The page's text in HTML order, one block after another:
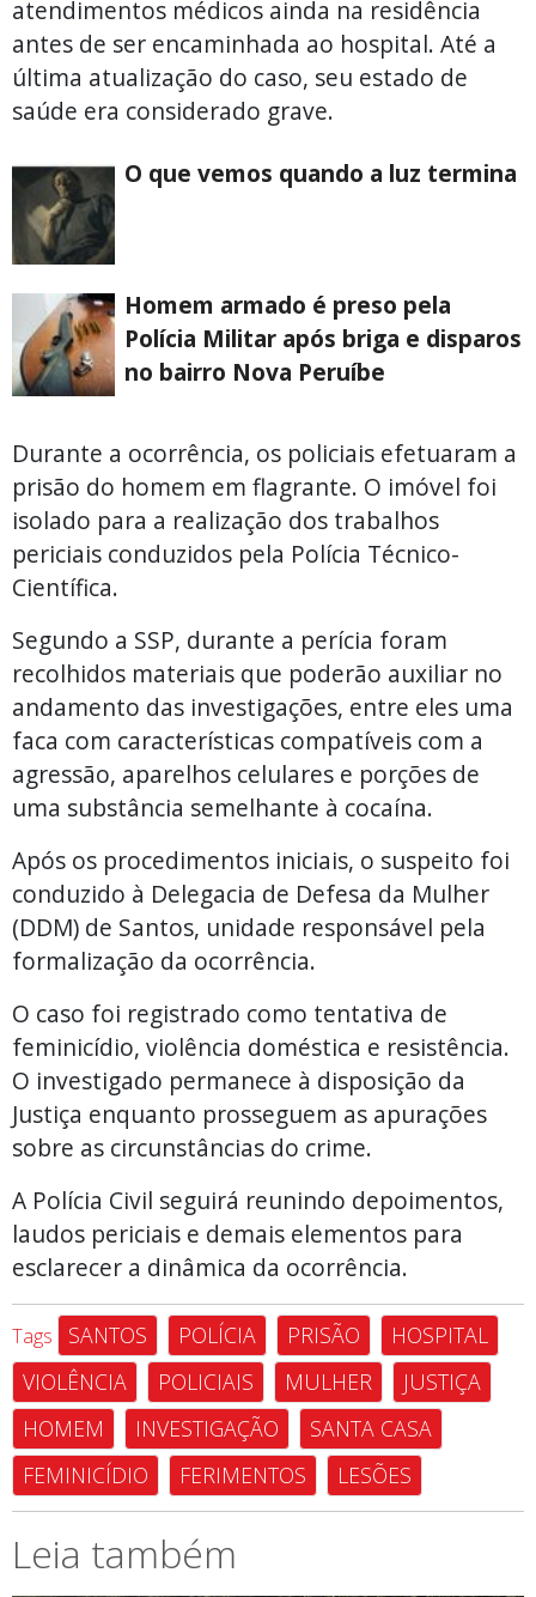
atendimentos médicos ainda na residência
antes de ser encaminhada ao hospital. Até a
última atualização do caso, seu estado de
saúde era considerado grave.
O que vemos quando a luz termina
Homem armado é preso pela
Polícia Militar após briga e disparos
no bairro Nova Peruíbe
Durante a ocorrência, os policiais efetuaram a
prisão do homem em flagrante. O imóvel foi
isolado para a realização dos trabalhos
periciais conduzidos pela Polícia Técnico-
Científica.
Segundo a SSP, durante a perícia foram
recolhidos materiais que poderão auxiliar no
andamento das investigações, entre eles uma
faca com características compatíveis com a
agressão, aparelhos celulares e porções de
uma substância semelhante à cocaína.
Após os procedimentos iniciais, o suspeito foi
conduzido à Delegacia de Defesa da Mulher
(DDM) de Santos, unidade responsável pela
formalização da ocorrência.
O caso foi registrado como tentativa de
feminicídio, violência doméstica e resistência.
O investigado permanece à disposição da
Justiça enquanto prosseguem as apurações
sobre as circunstâncias do crime.
A Polícia Civil seguirá reunindo depoimentos,
laudos periciais e demais elementos para
esclarecer a dinâmica da ocorrência.
Tags SANTOS POLÍCIA PRISÃO
HOSPITAL
VIOLÊNCIA
POLICIAIS MULHER
JUSTIÇA
HOMEM
INVESTIGAÇÃO
SANTA CASA
FEMINICÍDIO
FERIMENTOS LESÕES
Leia também